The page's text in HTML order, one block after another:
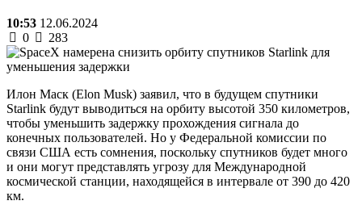
10:53 12.06.2024
0
283
Илон Маск (Elon Musk) заявил, что в будущем спутники
Starlink будут выводиться на орбиту высотой 350 километров,
чтобы уменьшить задержку прохождения сигнала до
конечных пользователей. Но у Федеральной комиссии по
связи США есть сомнения, поскольку спутников будет много
и они могут представлять угрозу для Международной
космической станции, находящейся в интервале от 390 до 420
км.